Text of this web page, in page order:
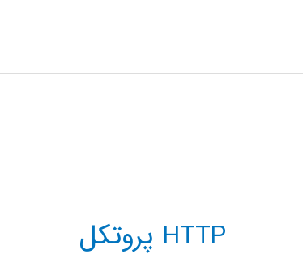
HTTP پروتکل